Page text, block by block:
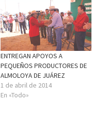
ENTREGAN APOYOS A
PEQUEÑOS PRODUCTORES DE
ALMOLOYA DE JUÁREZ
1 de abril de 2014
En «Todo»